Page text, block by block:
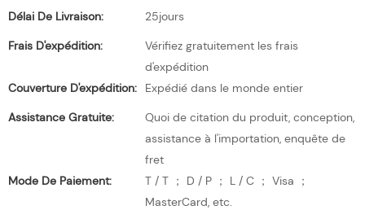
Délai De Livraison:
25jours
Frais D'expédition:
Vérifiez gratuitement les frais
d'expédition
Couverture D'expédition:
Expédié dans le monde entier
Assistance Gratuite:
Quoi de citation du produit, conception,
assistance à l'importation, enquête de
fret
Mode De Paiement:
T / T ； D / P ； L / C ； Visa ；
MasterCard, etc.